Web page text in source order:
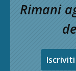
Rimani